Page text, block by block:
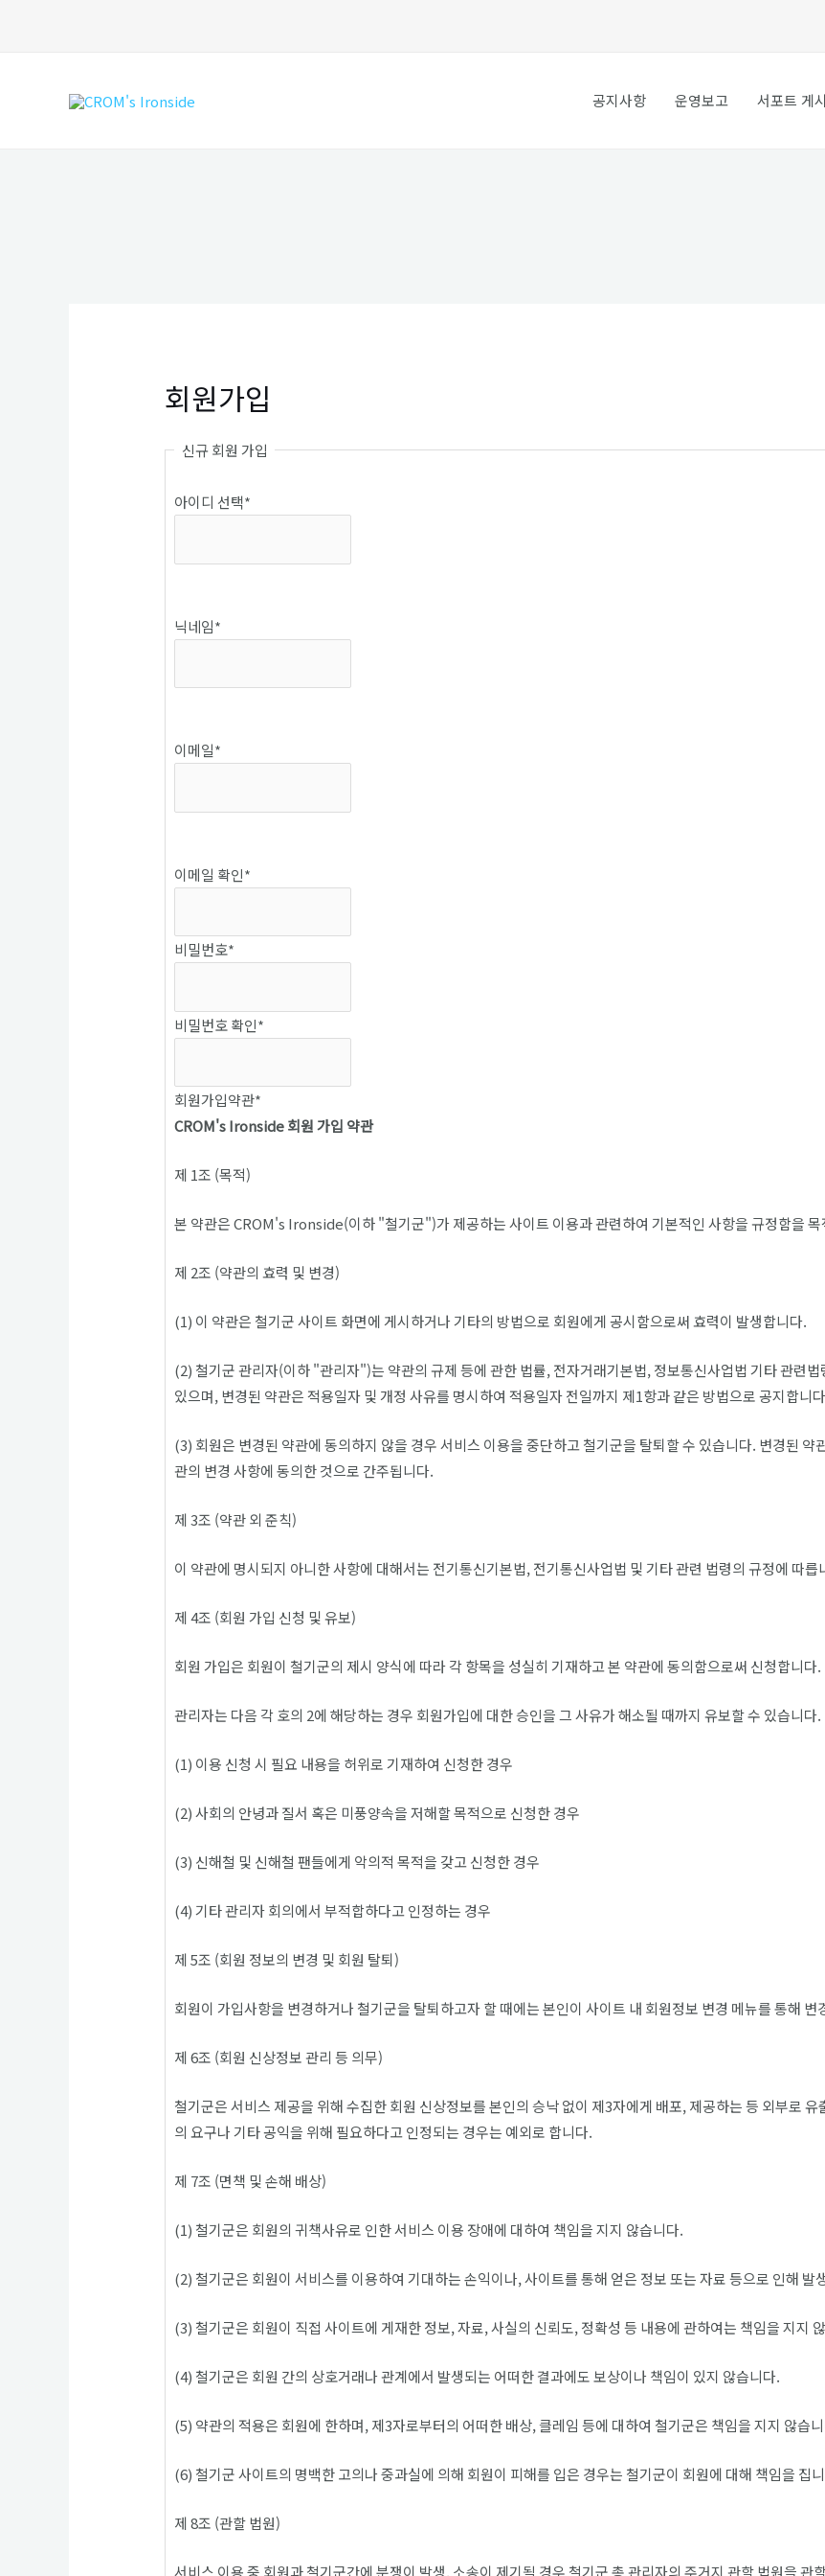
공지사항 운영보고 서포트 게
회원가입
신규 회원 가입
아이디 선택*
닉네임*
이메일*
이메일 확인*
비밀번호*
비밀번호 확인*
회원가입약관*
CROM's Ironside 회원 가입 약관
제 1조 (목적)
본 약관은 CROM's Ironside(이하 "철기군")가 제공하는 사이트 이용과 관련하여 기본적인 사항을 규정함을 목
제 2조 (약관의 효력 및 변경)
(1) 이 약관은 철기군 사이트 화면에 게시하거나 기타의 방법으로 회원에게 공시함으로써 효력이 발생합니다.
(2) 철기군 관리자(이하 "관리자")는 약관의 규제 등에 관한 법률, 전자거래기본법, 정보통신사업법 기타 관련
있으며, 변경된 약관은 적용일자 및 개정 사유를 명시하여 적용일자 전일까지 제1항과 같은 방법으로 공지합니
(3) 회원은 변경된 약관에 동의하지 않을 경우 서비스 이용을 중단하고 철기군을 탈퇴할 수 있습니다. 변경된
관의 변경 사항에 동의한 것으로 간주됩니다.
제 3조 (약관 외 준칙)
이 약관에 명시되지 아니한 사항에 대해서는 전기통신기본법, 전기통신사업법 및 기타 관련 법령의 규정에 따릅
제 4조 (회원 가입 신청 및 유보)
회원 가입은 회원이 철기군의 제시 양식에 따라 각 항목을 성실히 기재하고 본 약관에 동의함으로써 신청합니다.
관리자는 다음 각 호의 2에 해당하는 경우 회원가입에 대한 승인을 그 사유가 해소될 때까지 유보할 수 있습니다.
(1) 이용 신청 시 필요 내용을 허위로 기재하여 신청한 경우
(2) 사회의 안녕과 질서 혹은 미풍양속을 저해할 목적으로 신청한 경우
(3) 신해철 및 신해철 팬들에게 악의적 목적을 갖고 신청한 경우
(4) 기타 관리자 회의에서 부적합하다고 인정하는 경우
제 5조 (회원 정보의 변경 및 회원 탈퇴)
회원이 가입사항을 변경하거나 철기군을 탈퇴하고자 할 때에는 본인이 사이트 내 회원정보 변경 메뉴를 통해 변
제 6조 (회원 신상정보 관리 등 의무)
철기군은 서비스 제공을 위해 수집한 회원 신상정보를 본인의 승낙 없이 제3자에게 배포, 제공하는 등 외부로
의 요구나 기타 공익을 위해 필요하다고 인정되는 경우는 예외로 합니다.
제 7조 (면책 및 손해 배상)
(1) 철기군은 회원의 귀책사유로 인한 서비스 이용 장애에 대하여 책임을 지지 않습니다.
(2) 철기군은 회원이 서비스를 이용하여 기대하는 손익이나, 사이트를 통해 얻은 정보 또는 자료 등으로 인해 발
(3) 철기군은 회원이 직접 사이트에 게재한 정보, 자료, 사실의 신뢰도, 정확성 등 내용에 관하여는 책임을 지지
(4) 철기군은 회원 간의 상호거래나 관계에서 발생되는 어떠한 결과에도 보상이나 책임이 있지 않습니다.
(5) 약관의 적용은 회원에 한하며, 제3자로부터의 어떠한 배상, 클레임 등에 대하여 철기군은 책임을 지지 않습
(6) 철기군 사이트의 명백한 고의나 중과실에 의해 회원이 피해를 입은 경우는 철기군이 회원에 대해 책임을 집
제 8조 (관할 법원)